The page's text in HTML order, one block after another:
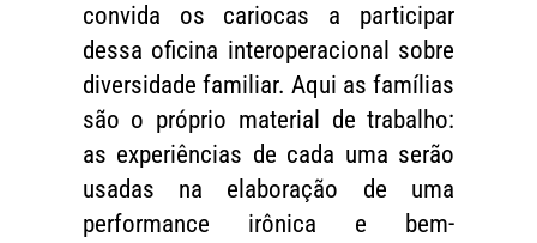
convida os cariocas a participar
dessa oficina interoperacional sobre
diversidade familiar. Aqui as famílias
são o próprio material de trabalho:
as experiências de cada uma serão
usadas na elaboração de uma
performance irônica e bem-